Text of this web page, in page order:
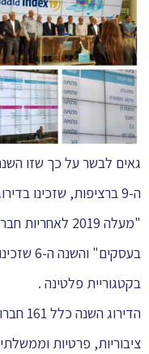
גאים לבשר על כך שזו
ה-9 ברציפות, שזכינו
"מעלה 2019 לאחריות
בעסקים" והשנה ה-6 שזכינו
בקטגוריית פלטינה .
הדירוג השנה כלל
ציבוריות, פרטיות